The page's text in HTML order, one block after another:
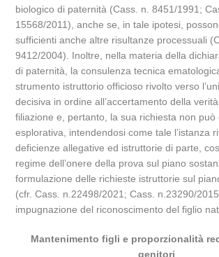
biologico di paternità (Cass. n. 8451/1991;
15568/2011), anche se, in tale ipotesi,
sufficienti anche altre risultanze processuali
9412/2004). Inoltre, nella materia della
di paternità, la consulenza tecnica
strumento istruttorio officioso rivolto verso
decisiva in ordine all’accertamento della
filiazione e, pertanto, la sua richiesta non può
esplorativa, intendendosi come tale l’istanza
deficienze allegative ed istruttorie di parte,
regime dell’onere della prova sul piano
formulazione delle richieste istruttorie sul
(cfr. Cass. n.22498/2021; Cass. n.23290/
impugnazione del riconoscimento del figlio
Mantenimento figli e proporzionalità
genitori